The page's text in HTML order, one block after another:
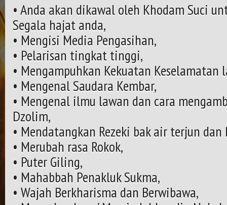
• Anda akan dikawal oleh Khodam Suci
Segala hajat anda,
• Mengisi Media Pengasihan,
• Pelarisan tingkat tinggi,
• Mengampuhkan Kekuatan
• Mengenal Saudara Kembar,
• Mengenal ilmu lawan dan cara
Dzolim,
• Mendatangkan Rezeki bak air terjun dan
• Merubah rasa Rokok,
• Puter Giling,
• Mahabbah Penakluk Sukma,
• Wajah Berkharisma dan Berwibawa,